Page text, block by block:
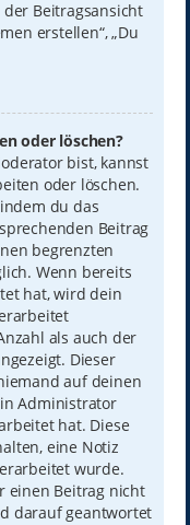
Beitragsansicht
erstellen“, „Du
oder löschen?
bist, kannst
oder löschen.
du das
Beitrag
begrenzten
Wenn bereits
hat, wird dein
als auch der
Dieser
auf deinen
Administrator
hat. Diese
eine Notiz
wurde.
einen Beitrag nicht
darauf geantwortet